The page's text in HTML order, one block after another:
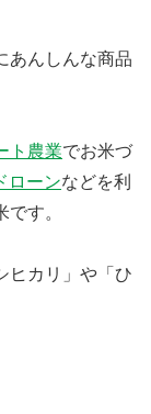
あんしんな商品
ト農業でお米づ
ローンなどを利
す。
ヒカリ」や「ひ